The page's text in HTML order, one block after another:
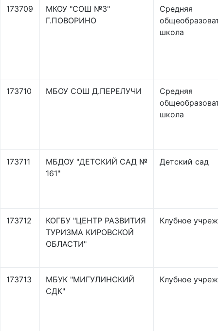
173709
МКОУ "СОШ №3"
Г.ПОВОРИНО
Средняя
школа
173710 МБОУ СОШ Д.ПЕРЕЛУЧИ
Средняя
школа
173711
МБДОУ "ДЕТСКИЙ САД №
161"
Детский сад
173712
КОГБУ "ЦЕНТР РАЗВИТИЯ
ТУРИЗМА КИРОВСКОЙ
ОБЛАСТИ"
Клубное
173713
МБУК "МИГУЛИНСКИЙ
СДК"
Клубное